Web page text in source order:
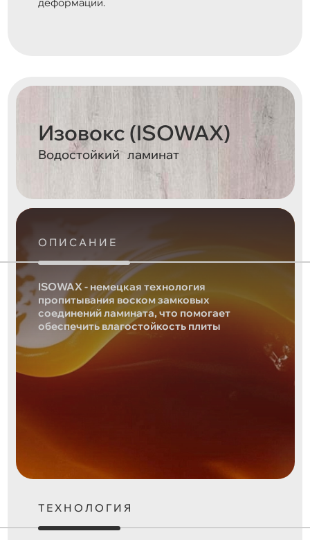
Изовокс (ISOWAX)
Водостойкий ламинат
ОПИСАНИЕ
ISOWAX - немецкая технология
пропитывания воском замковых
соединений ламината, что помогает
обеспечить влагостойкость плиты
ТЕХНОЛОГИЯ